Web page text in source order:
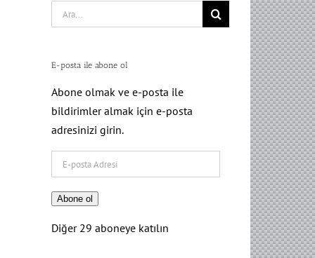
Search
for:
E-posta ile abone ol
Abone olmak ve e-posta ile
bildirimler almak için e-posta
adresinizi girin.
posta
Adresi
Abone ol
Diğer 29 aboneye katılın